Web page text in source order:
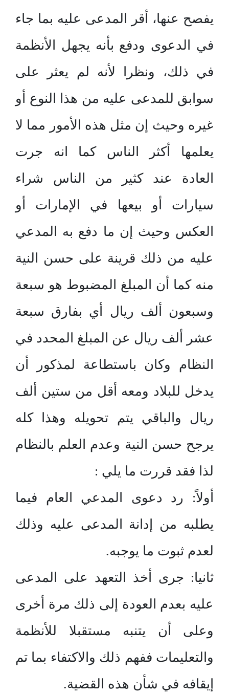
يفصح عنها، أقر المدعى عليه بما جاء
في الدعوى ودفع بأنه يجهل الأنظمة
في ذلك، ونظرا لأنه لم يعثر على
سوابق للمدعى عليه من هذا النوع أو
غيره وحيث إن مثل هذه الأمور مما لا
يعلمها أكثر الناس كما انه جرت
العادة عند كثير من الناس شراء
سيارات أو بيعها في الإمارات أو
العكس وحيث إن ما دفع به المدعي
عليه من ذلك قرينة على حسن النية
منه كما أن المبلغ المضبوط هو سبعة
وسبعون ألف ريال أي بفارق سبعة
عشر ألف ريال عن المبلغ المحدد في
النظام وكان باستطاعة لمذكور أن
يدخل للبلاد ومعه أقل من ستين ألف
ريال والباقي يتم تحويله وهذا كله
يرجح حسن النية وعدم العلم بالنظام
لذا فقد قررت ما يلي :
أولاً: رد دعوى المدعي العام فيما
يطلبه من إدانة المدعى عليه وذلك
لعدم ثبوت ما يوجبه.
ثانيا: جرى أخذ التعهد على المدعى
عليه بعدم العودة إلى ذلك مرة أخرى
وعلى أن يتنبه مستقبلا للأنظمة
والتعليمات ففهم ذلك والاكتفاء بما تم
إيقافه في شأن هذه القضية.